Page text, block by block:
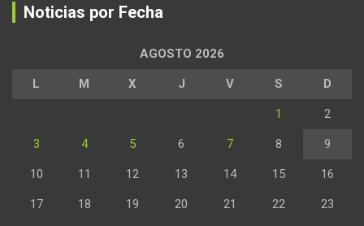
Noticias por Fecha
AGOSTO 2026
L M X J V S D
1 2
3 4 5 6 7 8 9
10 11 12 13 14 15 16
17 18 19 20 21 22 23